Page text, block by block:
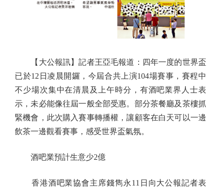
【大公報訊】記者王亞毛報道：四年一度的世界盃
已於12日凌晨開鑼，今屆合共上演104場賽事，賽程中
不少場次集中在清晨及上午時分，有酒吧業界人士表
示，未必能像往屆一般全部受惠。部分茶餐廳及茶樓抓
緊機會，此次購入賽事轉播權，讓顧客在白天可以一邊
飲茶一邊觀看賽事，感受世界盃氣氛。
酒吧業預計生意少2億
香港酒吧業協會主席錢雋永11日向大公報記者表